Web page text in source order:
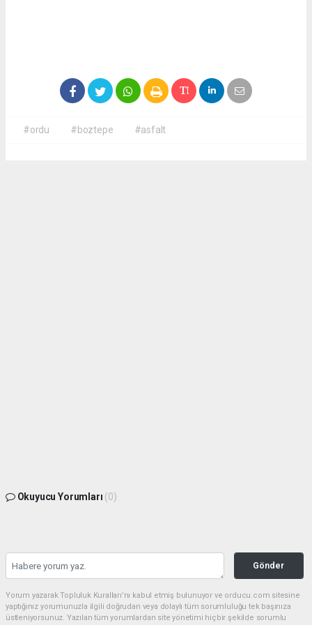
#ordu #boztepe #asfalt
Okuyucu Yorumları (0)
Gönder
Yorum yazarak Topluluk Kuralları’nı kabul etmiş bulunuyor ve orducu.com sitesine
yaptığınız yorumunuzla ilgili doğrudan veya dolaylı tüm sorumluluğu tek başınıza
üstleniyorsunuz. Yazılan tüm yorumlardan site yönetimi hiçbir şekilde sorumlu